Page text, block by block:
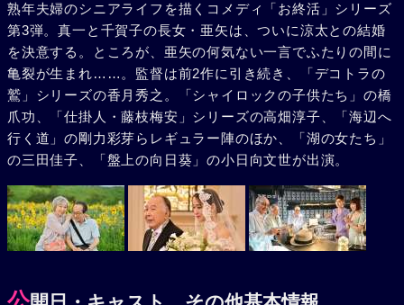
熟年夫婦のシニアライフを描くコメディ「お終活」シリーズ
第3弾。真一と千賀子の長女・亜矢は、ついに涼太との結婚
を決意する。ところが、亜矢の何気ない一言でふたりの間に
亀裂が生まれ……。監督は前2作に引き続き、「デコトラの
鷲」シリーズの香月秀之。「シャイロックの子供たち」の橋
爪功、「仕掛人・藤枝梅安」シリーズの高畑淳子、「海辺へ
行く道」の剛力彩芽らレギュラー陣のほか、「湖の女たち」
の三田佳子、「盤上の向日葵」の小日向文世が出演。